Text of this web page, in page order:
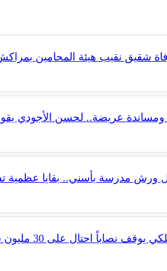
شقيق نقيب هيئة المحامين
ومساندة عريضة.. لحسن الأجودي
ورش مدرسة بأسني.. بقايا عظمية
نصاباً احتال على 30 مليون سنتيم